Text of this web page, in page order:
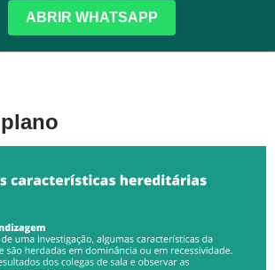
ABRIR WHATSAPP